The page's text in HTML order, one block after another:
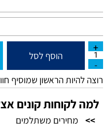
הוסף לסל
רוצה להיות הראשון שמוסיף
למה לקוחות קונים
>>
מחירים משתלמים